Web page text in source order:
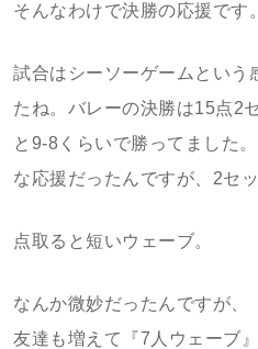
そんなわけで決勝の応援です。
試合はシーソーゲームという
たね。バレーの決勝は15点2
と9-8くらいで勝ってました
な応援だったんですが、2セ
点取ると短いウェーブ。
なんか微妙だったんですが、
友達も増えて『7人ウェーブ